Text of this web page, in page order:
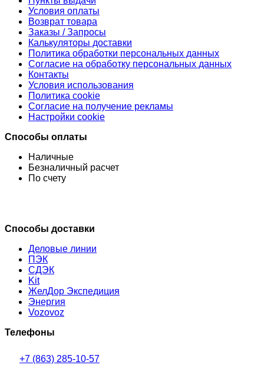
Условия оплаты
Возврат товара
Заказы / Запросы
Калькуляторы доставки
Политика обработки персональных данных
Согласие на обработку персональных данных
Контакты
Условия использования
Политика cookie
Согласие на получение рекламы
Настройки cookie
Способы оплаты
Наличные
Безналичный расчет
По счету
Способы доставки
Деловые линии
ПЭК
СДЭК
Kit
ЖелДор Экспедиция
Энергия
Vozovoz
Телефоны
+7 (863) 285-10-57